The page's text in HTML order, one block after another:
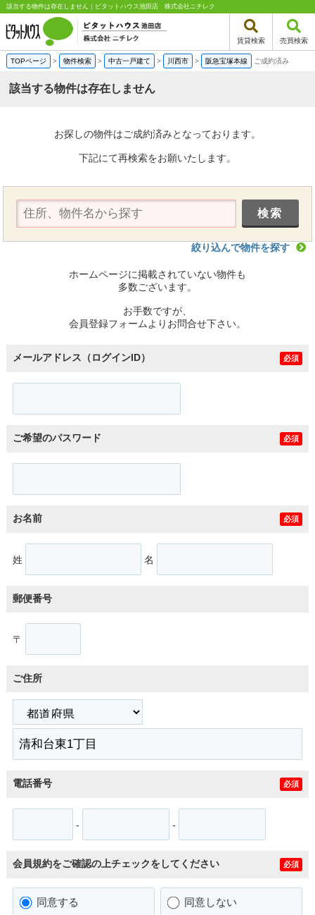
該当する物件は存在しません｜ピタットハウス池田店 株式会社ニチレク
賃貸検索 売買検索
TOPページ > 物件検索 > 中古一戸建て > 川西市 > 阪急宝塚本線 ご成約済み
該当する物件は存在しません
お探しの物件はご成約済みとなっております。
下記にて再検索をお願いたします。
絞り込んで物件を探す
ホームページに掲載されていない物件も
多数ございます。
お手数ですが、
会員登録フォームよりお問合せ下さい。
メールアドレス（ログインID） 必須
ご希望のパスワード 必須
お名前 必須
姓 名
郵便番号
〒
ご住所
電話番号 必須
- -
会員規約をご確認の上チェックをしてください 必須
同意する 同意しない